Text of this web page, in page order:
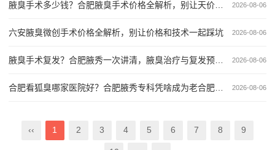
2026-08-06
2026-08-06
六安腋臭微创手术价格全解析，别让价格和技术一起踩坑
2026-08-06
2026-08-06
‹‹ 1 2 3 4 5 6 7 8 9